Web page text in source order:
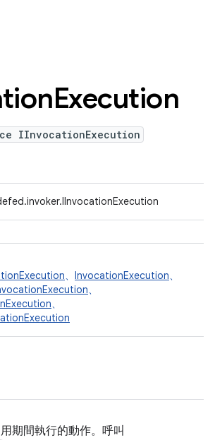
Execution
IInvocationExecution
、 InvocationExecution、
、
、
期間執行的動作。呼叫